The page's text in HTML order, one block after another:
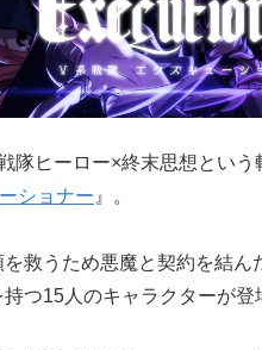
隊ヒーロー×終末思想とい
ショナー 』。
救うため悪魔と契約を結ん
つ15人のキャラクターが登